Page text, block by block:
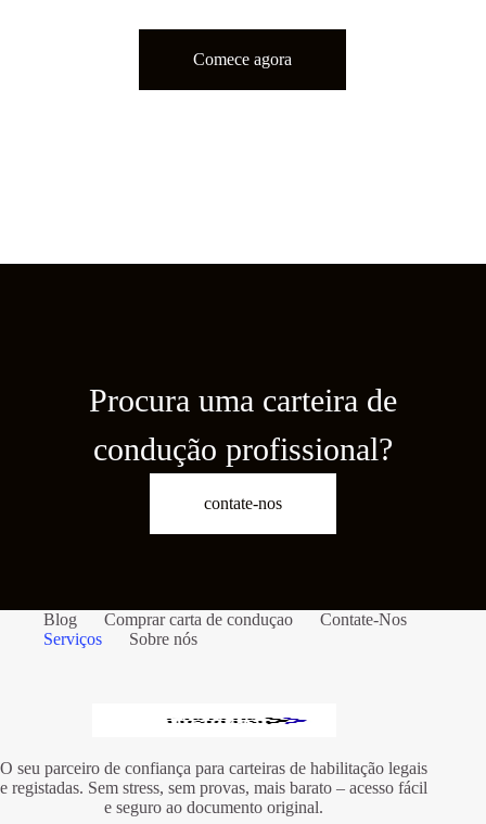
Comece agora
Procura uma carteira de
condução profissional?
contate-nos
Blog Comprar carta de conduçao
Contate-Nos
Serviços
Sobre nós
O seu parceiro de confiança para carteiras de habilitação legais
e registadas. Sem stress, sem provas, mais barato – acesso fácil
e seguro ao documento original.